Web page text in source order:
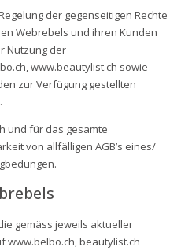
der gegenseitigen Rechte
Webrebels und ihren Kunden
Nutzung der
www.beautylist.ch sowie
zur Verfügung gestellten
und für das gesamte
von allfälligen AGB’s eines/
gemäss jeweils aktueller
www.belbo.ch, beautylist.ch